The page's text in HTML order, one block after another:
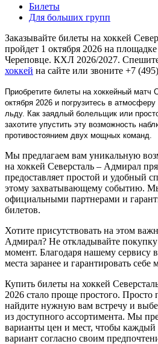
Билеты
Для больших групп
Заказывайте билеты на хоккей
пройдет 1 октября 2026 на
Череповце. КХЛ 2026/2027.
хоккей на сайте или звоните +7
Приобретите билеты на хоккейный матч
октября 2026 и погрузитесь в
льду. Как заядлый болельщик или
захотите упустить эту возможность
противостоянием двух мощных команд.
Мы предлагаем вам уникальную
на хоккей Северсталь – Адмирал
предоставляет простой и удобный
этому захватывающему событию.
официальными партнерами и
билетов.
Хотите присутствовать на этом
Адмирал? Не откладывайте
момент. Благодаря нашему сервису
места заранее и гарантировать себе
Купить билеты на хоккей
2026 стало проще простого. Просто
найдите нужную вам встречу и
из доступного ассортимента. Мы
варианты цен и мест, чтобы
вариант согласно своим